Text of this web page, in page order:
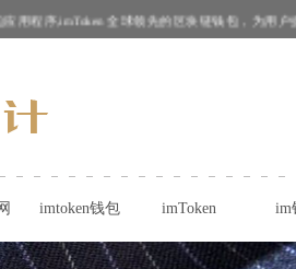
程序,imToken 全球领先的区块链钱包，为用户
imtoken钱包 imToken im